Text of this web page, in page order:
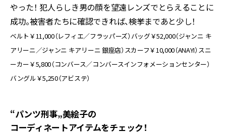
やった！ 犯人らしき男の顔を望遠レンズでとらえることに
成功。被害者たちに確認できれば、検挙まであと少し！
ベルト￥11,000（レフィエ／フラッパーズ）バッグ￥52,000（ジャンニ キ
アリーニ／ジャンニ キアリーニ 銀座店）スカーフ￥10,000（ANAYI）スニ
ーカー￥5,800（コンバース／コンバースインフォメーションセンター）
バングル￥5,250（アビステ）
“パンツ刑事„美絵子の
コーディネートアイテムをチェック！